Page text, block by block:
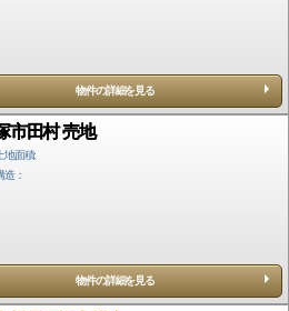
物件の詳細を見る
市田村 売地
地面積:
造：
物件の詳細を見る